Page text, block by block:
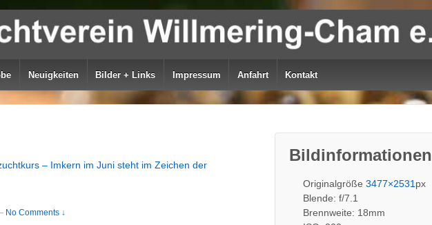
Neuigkeiten Bilder + Links Impressum Anfahrt Kontakt
– Imkern im Juni steht im Zeichen der
No Comments ↓
Bildinformationen
Originalgröße3477×2531px
Blende: f/7.1
Brennweite: 18mm